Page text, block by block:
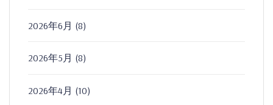
2026年6月 (8)
2026年5月 (8)
2026年4月 (10)